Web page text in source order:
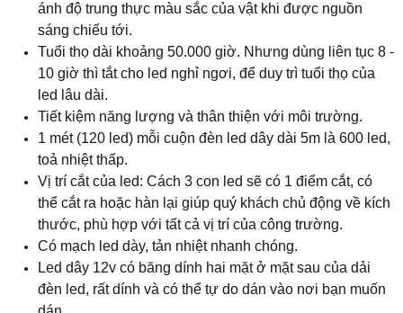
ánh độ trung thực màu sắc của vật khi được nguồn
sáng chiếu tới.
Tuổi thọ dài khoảng 50.000 giờ. Nhưng dùng liên tục 8 -
10 giờ thì tắt cho led nghỉ ngơi, để duy trì tuổi thọ của
led lâu dài.
Tiết kiệm năng lượng và thân thiện với môi trường.
1 mét (120 led) mỗi cuộn đèn led dây dài 5m là 600 led,
toả nhiệt thấp.
Vị trí cắt của led: Cách 3 con led sẽ có 1 điểm cắt, có
thể cắt ra hoặc hàn lại giúp quý khách chủ động về kích
thước, phù hợp với tất cả vị trí của công trường.
Có mạch led dày, tản nhiệt nhanh chóng.
Led dây 12v có băng dính hai mặt ở mặt sau của dải
đèn led, rất dính và có thể tự do dán vào nơi bạn muốn